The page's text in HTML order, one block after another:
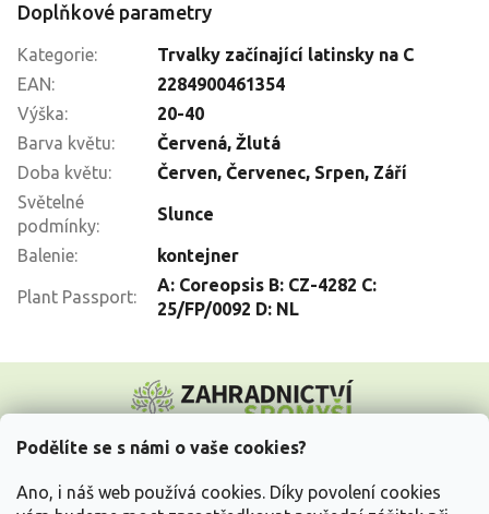
Podělíte se s námi o vaše cookies?
Ano, i náš web používá cookies. Díky povolení cookies
Doplňkové parametry
Kategorie:
Trvalky začínající latinsky na C
EAN:
2284900461354
Výška:
20-40
Barva květu: Červená, Žlutá
Doba květu: Červen, Červenec, Srpen, Září
Světelné
podmínky:
Slunce
Balenie: kontejner
Plant Passport:
A: Coreopsis B: CZ-4282 C:
25/FP/0092 D: NL
p
Vše o nákupu